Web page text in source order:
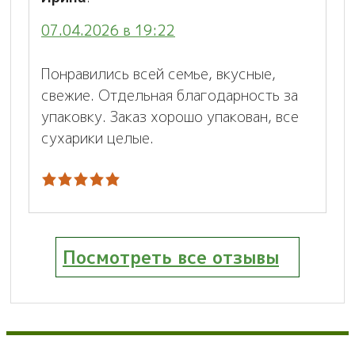
07.04.2026 в 19:22
Понравились всей семье, вкусные,
свежие. Отдельная благодарность за
упаковку. Заказ хорошо упакован, все
сухарики целые.
Посмотреть все отзывы